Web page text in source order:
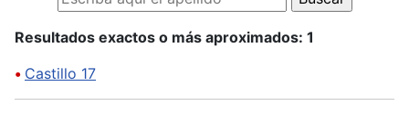
Resultados exactos o más aproximados: 1
• Castillo 17